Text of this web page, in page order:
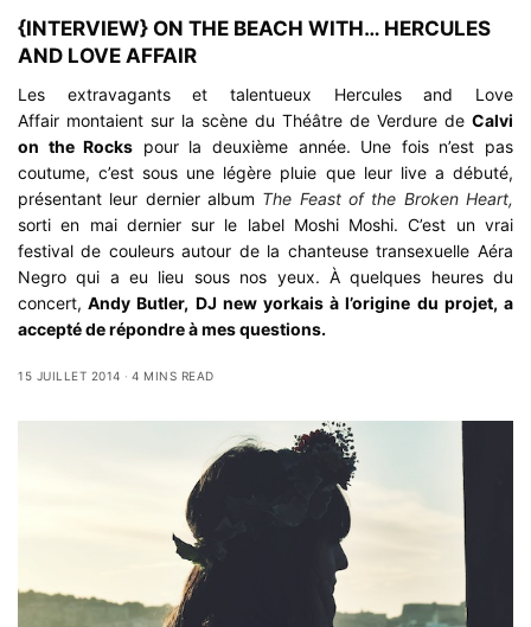
{INTERVIEW} ON THE BEACH WITH… HERCULES
AND LOVE AFFAIR
Les extravagants et talentueux Hercules and Love
Affair montaient sur la scène du Théâtre de Verdure de Calvi
on the Rocks pour la deuxième année. Une fois n’est pas
coutume, c’est sous une légère pluie que leur live a débuté,
présentant leur dernier album The Feast of the Broken Heart,
sorti en mai dernier sur le label Moshi Moshi. C’est un vrai
festival de couleurs autour de la chanteuse transexuelle Aéra
Negro qui a eu lieu sous nos yeux. À quelques heures du
concert, Andy Butler, DJ new yorkais à l’origine du projet, a
accepté de répondre à mes questions.
15 JUILLET 2014 4 MINS READ